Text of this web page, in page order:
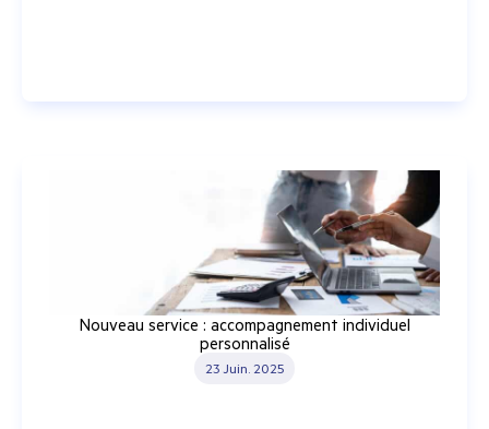
Nouveau service : accompagnement individuel
personnalisé
23 Juin. 2025